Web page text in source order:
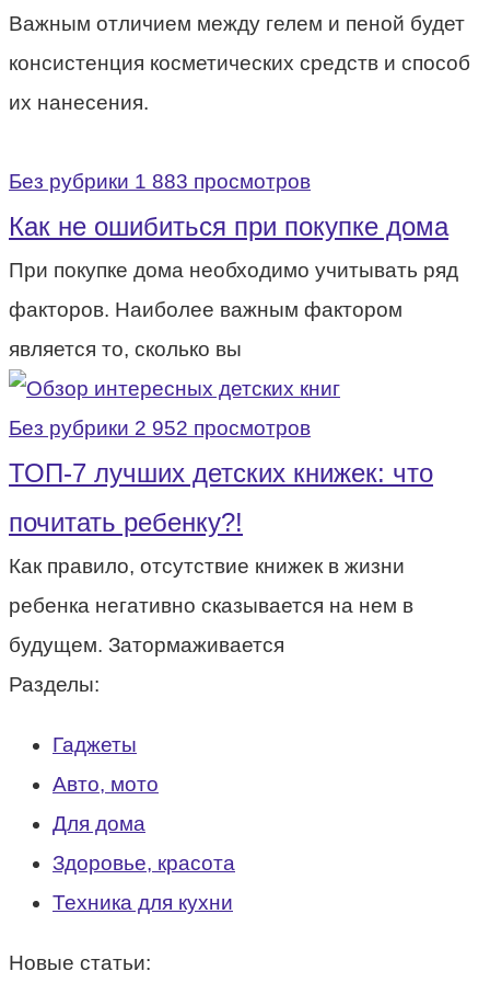
Важным отличием между гелем и пеной будет
консистенция косметических средств и способ
их нанесения.
Без рубрики 1 883 просмотров
Как не ошибиться при покупке дома
При покупке дома необходимо учитывать ряд
факторов. Наиболее важным фактором
является то, сколько вы
Без рубрики 2 952 просмотров
ТОП-7 лучших детских книжек: что
почитать ребенку?!
Как правило, отсутствие книжек в жизни
ребенка негативно сказывается на нем в
будущем. Затормаживается
Разделы:
Гаджеты
Авто, мото
Для дома
Здоровье, красота
Техника для кухни
Новые статьи: